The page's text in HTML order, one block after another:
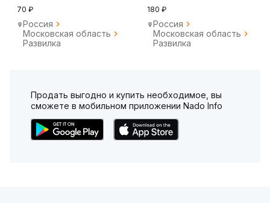
томах
70 ₽
Россия
Московская область
Развилка
180 ₽
Россия
Московская область
Развилка
Продать выгодно и купить необходимое, вы
сможете в мобильном приложении Nado Info